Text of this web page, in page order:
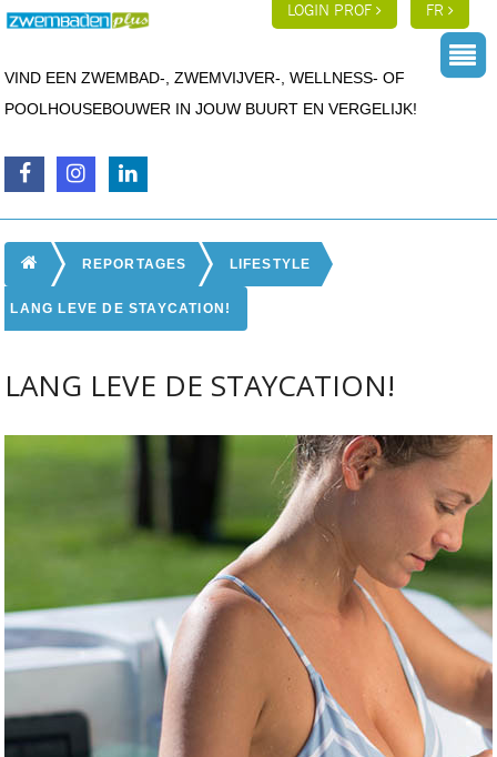
LOGIN PROF FR
VIND EEN ZWEMBAD-, ZWEMVIJVER-, WELLNESS- OF
POOLHOUSEBOUWER IN JOUW BUURT EN VERGELIJK!
REPORTAGES LIFESTYLE
LANG LEVE DE STAYCATION!
LANG LEVE DE STAYCATION!